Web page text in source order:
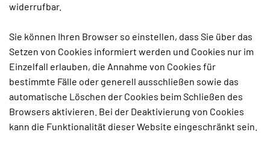
widerrufbar.
Sie können Ihren Browser so einstellen, dass Sie über das
Setzen von Cookies informiert werden und Cookies nur im
Einzelfall erlauben, die Annahme von Cookies für
bestimmte Fälle oder generell ausschließen sowie das
automatische Löschen der Cookies beim Schließen des
Browsers aktivieren. Bei der Deaktivierung von Cookies
kann die Funktionalität dieser Website eingeschränkt sein.